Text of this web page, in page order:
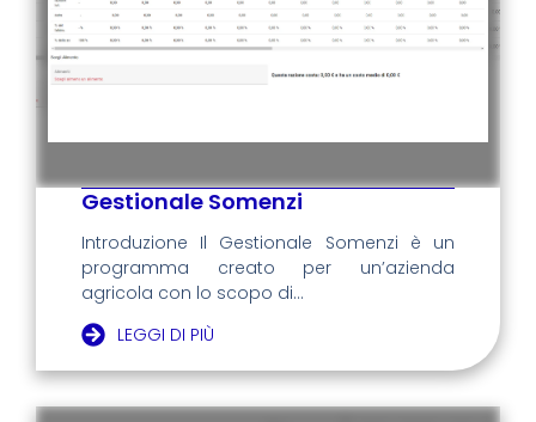
Gestionale Somenzi
Introduzione Il Gestionale Somenzi è un
programma creato per un’azienda
agricola con lo scopo di...
LEGGI DI PIÙ